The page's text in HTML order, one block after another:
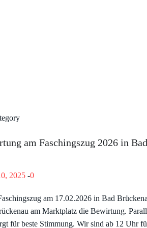
am Faschingszug 2026 in
2025 -0
am 17.02.2026 in Bad
am Marktplatz die Bewirtung.
für beste Stimmung. Wir sind ab 12 Uhr